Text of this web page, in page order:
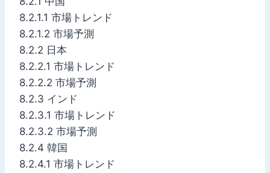
8.2.1.1 市場トレンド
8.2.1.2 市場予測
8.2.2 日本
8.2.2.1 市場トレンド
8.2.2.2 市場予測
8.2.3 インド
8.2.3.1 市場トレンド
8.2.3.2 市場予測
8.2.4 韓国
8.2.4.1 市場トレンド